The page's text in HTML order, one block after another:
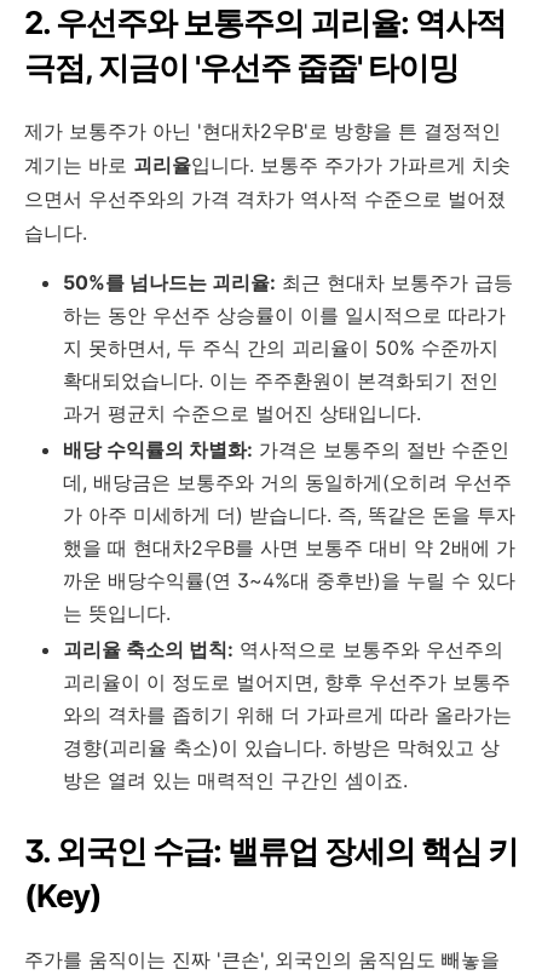
2. 우선주와 보통주의 괴리율: 역사적
극점, 지금이 '우선주 줍줍' 타이밍
제가 보통주가 아닌 '현대차2우B'로 방향을 튼 결정적인
계기는 바로 괴리율입니다. 보통주 주가가 가파르게 치솟
으면서 우선주와의 가격 격차가 역사적 수준으로 벌어졌
습니다.
50%를 넘나드는 괴리율: 최근 현대차 보통주가 급등
하는 동안 우선주 상승률이 이를 일시적으로 따라가
지 못하면서, 두 주식 간의 괴리율이 50% 수준까지
확대되었습니다. 이는 주주환원이 본격화되기 전인
과거 평균치 수준으로 벌어진 상태입니다.
배당 수익률의 차별화: 가격은 보통주의 절반 수준인
데, 배당금은 보통주와 거의 동일하게(오히려 우선주
가 아주 미세하게 더) 받습니다. 즉, 똑같은 돈을 투자
했을 때 현대차2우B를 사면 보통주 대비 약 2배에 가
까운 배당수익률(연 3~4%대 중후반)을 누릴 수 있다
는 뜻입니다.
괴리율 축소의 법칙: 역사적으로 보통주와 우선주의
괴리율이 이 정도로 벌어지면, 향후 우선주가 보통주
와의 격차를 좁히기 위해 더 가파르게 따라 올라가는
경향(괴리율 축소)이 있습니다. 하방은 막혀있고 상
방은 열려 있는 매력적인 구간인 셈이죠.
3. 외국인 수급: 밸류업 장세의 핵심 키
(Key)
주가를 움직이는 진짜 '큰손', 외국인의 움직임도 빼놓을